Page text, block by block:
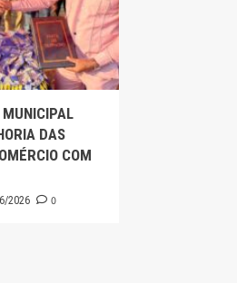
DAS
COM
2026 0